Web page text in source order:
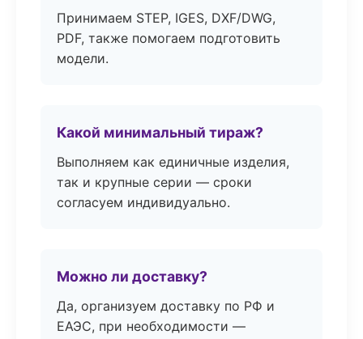
Принимаем STEP, IGES, DXF/DWG,
PDF, также помогаем подготовить
модели.
Какой минимальный тираж?
Выполняем как единичные изделия,
так и крупные серии — сроки
согласуем индивидуально.
Можно ли доставку?
Да, организуем доставку по РФ и
ЕАЭС, при необходимости —